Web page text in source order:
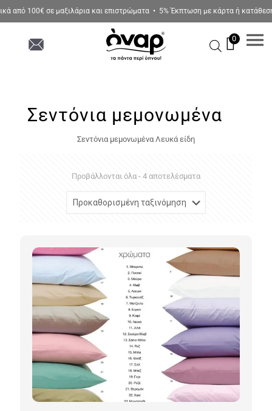
100€ σε μαξιλάρια και επιστρώματα • 5% Έκπτωση με κάρτα ή
0
Σεντόνια μεμονωμένα
Σεντόνια μεμονωμένα Λευκά είδη
Προβάλλονται όλα - 4 αποτελέσματα